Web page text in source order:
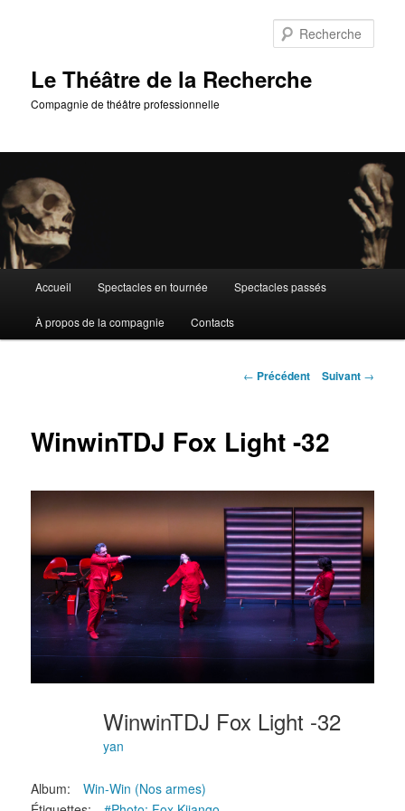
Le Théâtre de la Recherche
Compagnie de théâtre professionnelle
principal
Accueil Spectacles en tournée Spectacles passés
À propos de la compagnie Contacts
Navigation
← Précédent Suivant →
WinwinTDJ Fox Light -32
WinwinTDJ Fox Light -32
yan
Album:
Win-Win (Nos armes)